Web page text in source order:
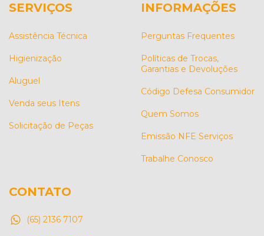
SERVIÇOS
Assistência Técnica
Higienização
Aluguel
Venda seus Itens
Solicitação de Peças
INFORMAÇÕES
Perguntas Frequentes
Políticas de Trocas,
Garantias e Devoluções
Código Defesa Consumidor
Quem Somos
Emissão NFE Serviços
Trabalhe Conosco
CONTATO
(65) 2136 7107